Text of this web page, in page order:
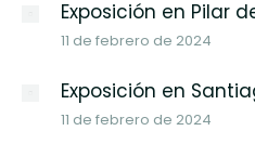
Exposición en Pilar
11 de febrero de 2024
Exposición en
11 de febrero de 2024